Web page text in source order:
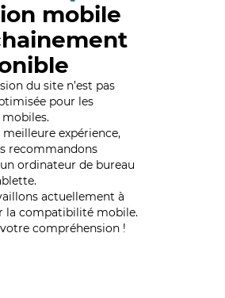
mobile
du site n’est pas
pour les
meilleure expérience,
recommandons
ordinateur de bureau
actuellement à
la compatibilité mobile.
compréhension !